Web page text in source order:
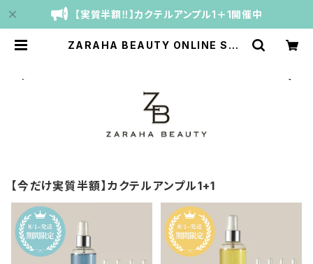
【実質半額‼】カクテルアンプル1＋1開催中
ZARAHA BEAUTY ONLINE SHO
【今だけ実質半額】カクテルアンプル1+1